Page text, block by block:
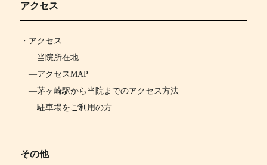
アクセス
・ アクセス
―当院所在地
―アクセスMAP
―茅ヶ崎駅から当院までのアクセス方法
―駐車場をご利用の方
その他